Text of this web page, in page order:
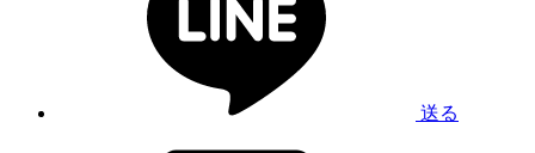
送る